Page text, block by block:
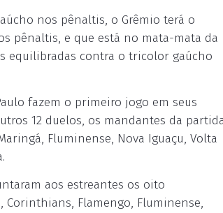
nos pênaltis, o Grêmio terá o
pênaltis, e que está no mata-mata da
equilibradas contra o tricolor gaúcho
fazem o primeiro jogo em seus
12 duelos, os mandantes da
Fluminense, Nova Iguaçu, Volta
aos estreantes os oito
Corinthians, Flamengo, Fluminense,